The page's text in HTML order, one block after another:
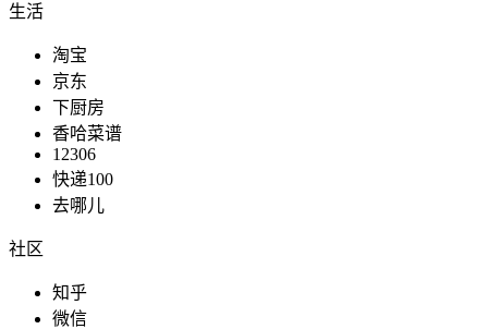
生活
淘宝
京东
下厨房
香哈菜谱
12306
快递100
去哪儿
社区
知乎
微信